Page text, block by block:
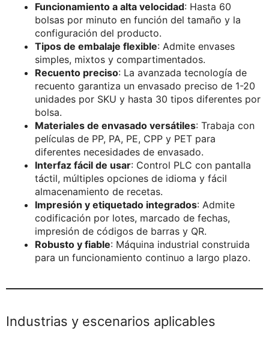
Funcionamiento a alta velocidad: Hasta 60
bolsas por minuto en función del tamaño y la
configuración del producto.
Tipos de embalaje flexible: Admite envases
simples, mixtos y compartimentados.
Recuento preciso: La avanzada tecnología de
recuento garantiza un envasado preciso de 1-20
unidades por SKU y hasta 30 tipos diferentes por
bolsa.
Materiales de envasado versátiles: Trabaja con
películas de PP, PA, PE, CPP y PET para
diferentes necesidades de envasado.
Interfaz fácil de usar: Control PLC con pantalla
táctil, múltiples opciones de idioma y fácil
almacenamiento de recetas.
Impresión y etiquetado integrados: Admite
codificación por lotes, marcado de fechas,
impresión de códigos de barras y QR.
Robusto y fiable: Máquina industrial construida
para un funcionamiento continuo a largo plazo.
Industrias y escenarios aplicables